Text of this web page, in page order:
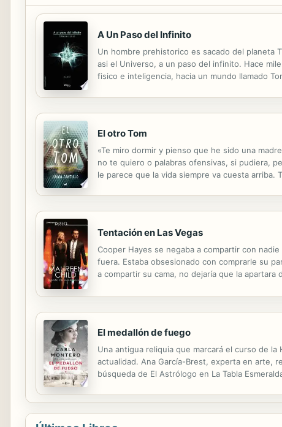
A Un Paso del Infinito
Un hombre prehistorico es sacado del planeta
asi el Universo, a un paso del infinito. Hace
fisico e inteligencia, hacia un mundo llamado
El otro Tom
«Te miro dormir y pienso que he sido una
no te quiero o palabras ofensivas, si pudiera,
le parece que la vida siempre va cuesta
Tentación en Las Vegas
Cooper Hayes se negaba a compartir con
fuera. Estaba obsesionado con comprarle su
a compartir su cama, no dejaría que la
El medallón de fuego
Una antigua reliquia que marcará el curso de
actualidad. Ana García-Brest, experta en arte,
búsqueda de El Astrólogo en La Tabla